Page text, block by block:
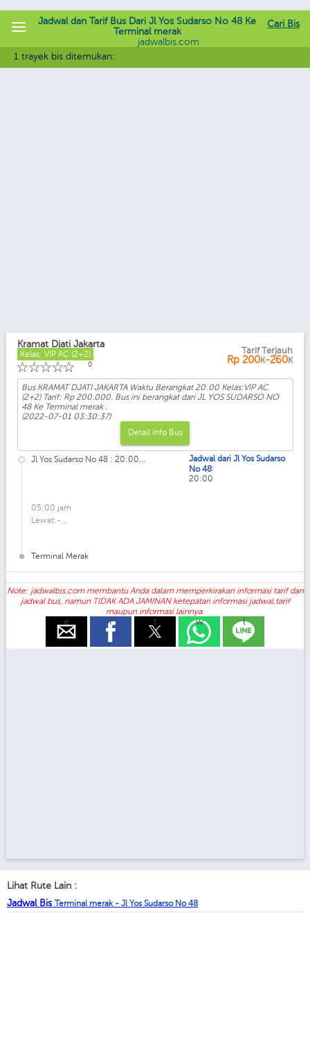
Cari Bis
Jadwal dan Tarif Bus Dari Jl Yos Sudarso No 48 Ke
Terminal merak
jadwalbis.com
1 trayek bis ditemukan:
Kramat Djati Jakarta
Kelas: VIP AC (2+2)
☆
☆
☆
☆
☆ 0
Tarif Terjauh
Rp 200K-260K
Bus KRAMAT DJATI JAKARTA Waktu Berangkat 20:00 Kelas:VIP AC
(2+2) Tarif: Rp 200.000. Bus ini berangkat dari JL YOS SUDARSO NO
48 Ke Terminal merak .
(2022-07-01 03:30:37)
Detail Info Bus
Jl Yos Sudarso No 48 : 20:00...
05:00 jam
Lewat:-...
Terminal Merak
Jadwal dari Jl Yos Sudarso
No 48:
20:00
Note: jadwalbis.com membantu Anda dalam memperkirakan informasi tarif dan
jadwal bus, namun TIDAK ADA JAMINAN ketepatan informasi jadwal,tarif
maupun informasi lainnya.
e f t w l
Lihat Rute Lain :
Jadwal Bis Terminal merak - Jl Yos Sudarso No 48